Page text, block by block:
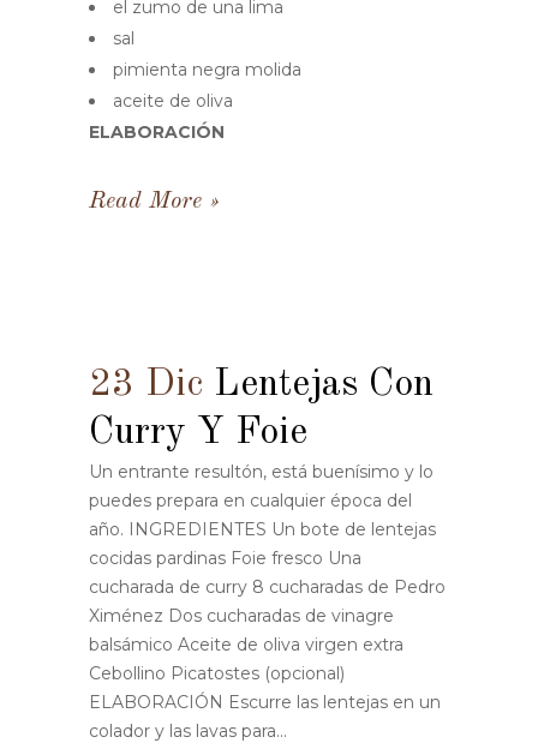
el zumo de una lima
sal
pimienta negra molida
aceite de oliva
ELABORACIÓN
Read More
23 Dic Lentejas Con
Curry Y Foie
Un entrante resultón, está buenísimo y lo
puedes prepara en cualquier época del
año. INGREDIENTES Un bote de lentejas
cocidas pardinas Foie fresco Una
cucharada de curry 8 cucharadas de Pedro
Ximénez Dos cucharadas de vinagre
balsámico Aceite de oliva virgen extra
Cebollino Picatostes (opcional)
ELABORACIÓN Escurre las lentejas en un
colador y las lavas para...